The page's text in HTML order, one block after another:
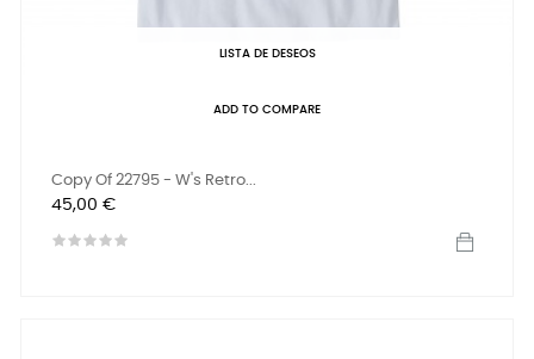
LISTA DE DESEOS
ADD TO COMPARE
Copy Of 22795 - W's Retro...
Precio
45,00 €